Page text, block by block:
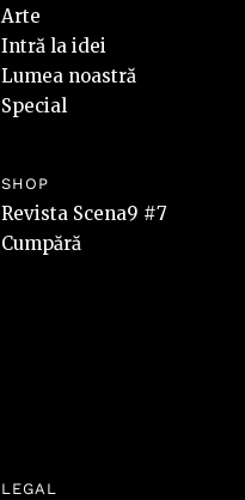
Arte
Intră la idei
Lumea noastră
Special
SHOP
Revista Scena9 #7
Cumpără
LEGAL